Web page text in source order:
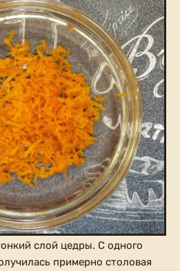
слой цедры. С одного
примерно столовая